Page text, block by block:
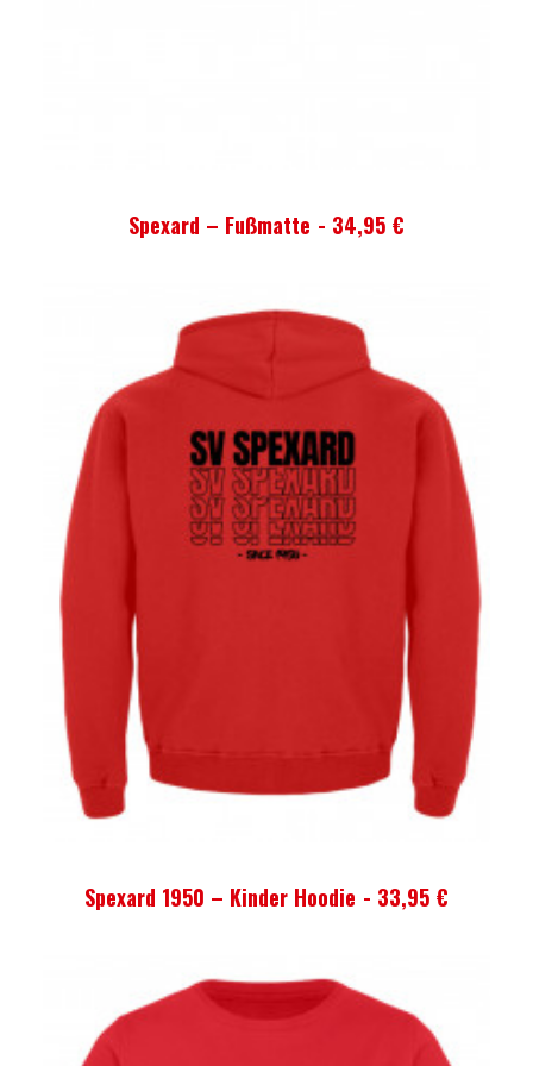
AUSFÜHRUNG WÄHLEN
Spexard – Fußmatte 34,95 €
AUSFÜHRUNG WÄHLEN
Spexard 1950 – Kinder Hoodie 33,95 €